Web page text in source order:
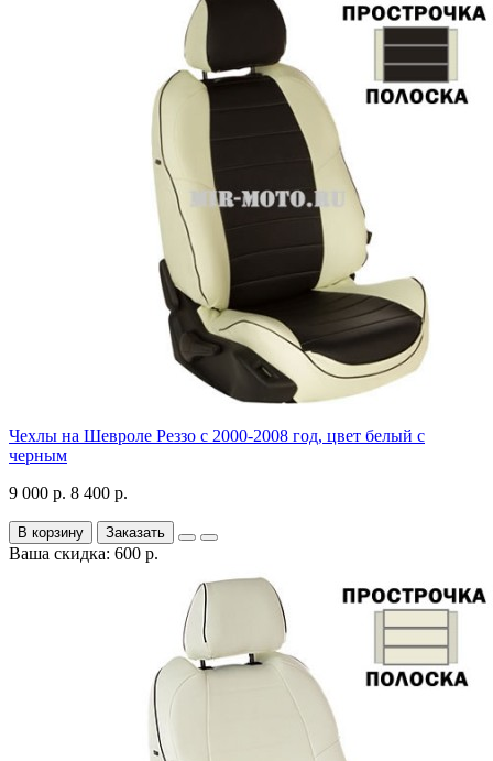
Чехлы на Шевроле Реззо с 2000-2008 год, цвет белый с
черным
9 000 р. 8 400 р.
В корзину Заказать
Ваша скидка: 600 р.